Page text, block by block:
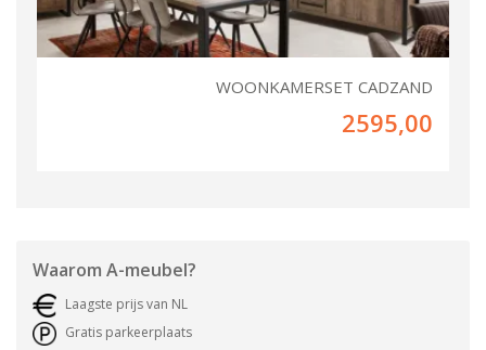
WOONKAMERSET CADZAND
2595,00
Waarom A-meubel?
Laagste prijs van NL
Gratis parkeerplaats